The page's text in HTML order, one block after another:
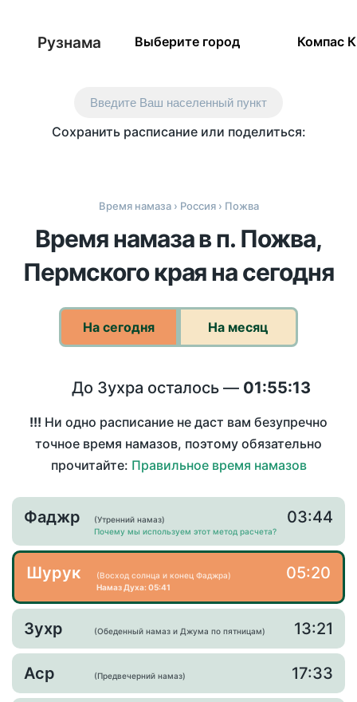
Рузнама Выберите город Компас
Введите Ваш населенный пункт
Сохранить расписание или поделиться:
Время намаза› Россия› Пожва
Время намаза в п. Пожва,
Пермского края на сегодня
На сегодня На месяц
До Зухра осталось — 01:55:13
!!! Ни одно расписание не даст вам безупречно
точное время намазов, поэтому обязательно
прочитайте: Правильное время намазов
Фаджр
(Утренний намаз)
Почему мы используем этот метод расчета?
03:44
Шурук
(Восход солнца и конец Фаджра)
Намаз Духа: 05:41
05:20
Зухр (Обеденный намаз и Джума по пятницам) 13:21
Аср (Предвечерний намаз) 17:33